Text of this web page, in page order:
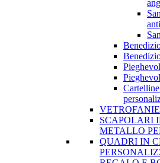
SCAPOLARI
METALLO
QUADRI IN